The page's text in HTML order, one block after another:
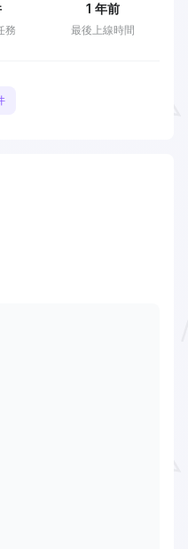
務 最後上線時間
1 年前